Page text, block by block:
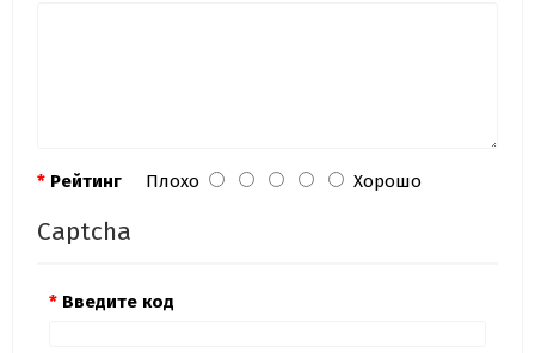
Рейтинг Плохо Хорошо
Captcha
Введите код